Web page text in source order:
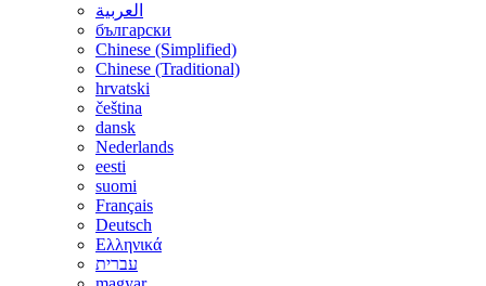
العربية
български
Chinese (Simplified)
Chinese (Traditional)
hrvatski
čeština
dansk
Nederlands
eesti
suomi
Français
Deutsch
Ελληνικά
עברית